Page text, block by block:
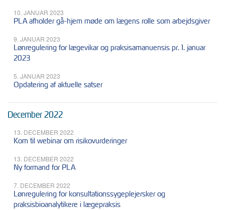
10. JANUAR 2023
PLA afholder gå-hjem møde om lægens rolle som arbejdsgiver
9. JANUAR 2023
Lønregulering for lægevikar og praksisamanuensis pr. 1. januar
2023
5. JANUAR 2023
Opdatering af aktuelle satser
December 2022
13. DECEMBER 2022
Kom til webinar om risikovurderinger
13. DECEMBER 2022
Ny formand for PLA
7. DECEMBER 2022
Lønregulering for konsultationssygeplejersker og
praksisbioanalytikere i lægepraksis